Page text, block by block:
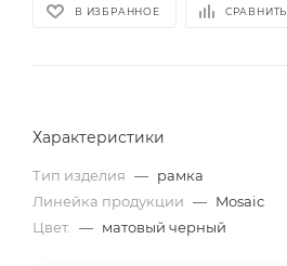
В ИЗБРАННОЕ СРАВНИТЬ
Характеристики
Тип изделия — рамка
Линейка продукции — Mosaic
Цвет.
— матовый черный